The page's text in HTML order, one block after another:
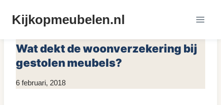
naarKijkopmeubelen.nl
Wat dekt de woonverzekering bij
gestolen meubels?
Door
6 februari, 2018